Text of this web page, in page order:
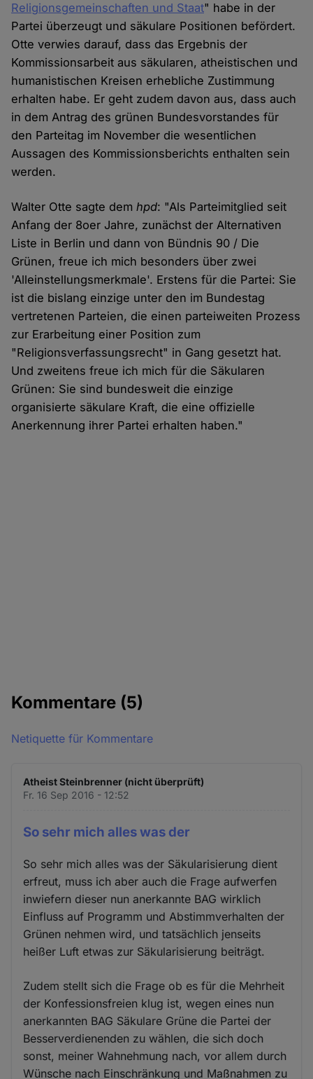
Religionsgemeinschaften und Staat" habe in der
Partei überzeugt und säkulare Positionen befördert.
Otte verwies darauf, dass das Ergebnis der
Kommissionsarbeit aus säkularen, atheistischen und
humanistischen Kreisen erhebliche Zustimmung
erhalten habe. Er geht zudem davon aus, dass auch
in dem Antrag des grünen Bundesvorstandes für
den Parteitag im November die wesentlichen
Aussagen des Kommissionsberichts enthalten sein
werden.
Walter Otte sagte demhpd: "Als Parteimitglied seit
Anfang der 8oer Jahre, zunächst der Alternativen
Liste in Berlin und dann von Bündnis 90 / Die
Grünen, freue ich mich besonders über zwei
'Alleinstellungsmerkmale'. Erstens für die Partei: Sie
ist die bislang einzige unter den im Bundestag
vertretenen Parteien, die einen parteiweiten Prozess
zur Erarbeitung einer Position zum
"Religionsverfassungsrecht" in Gang gesetzt hat.
Und zweitens freue ich mich für die Säkularen
Grünen: Sie sind bundesweit die einzige
organisierte säkulare Kraft, die eine offizielle
Anerkennung ihrer Partei erhalten haben."
Kommentare (5)
Netiquette für Kommentare
Atheist Steinbrenner (nicht überprüft)
Fr. 16 Sep 2016 - 12:52
So sehr mich alles was der
So sehr mich alles was der Säkularisierung dient
erfreut, muss ich aber auch die Frage aufwerfen
inwiefern dieser nun anerkannte BAG wirklich
Einfluss auf Programm und Abstimmverhalten der
Grünen nehmen wird, und tatsächlich jenseits
heißer Luft etwas zur Säkularisierung beiträgt.
Zudem stellt sich die Frage ob es für die Mehrheit
der Konfessionsfreien klug ist, wegen eines nun
anerkannten BAG Säkulare Grüne die Partei der
Besserverdienenden zu wählen, die sich doch
sonst, meiner Wahnehmung nach, vor allem durch
Wünsche nach Einschränkung und Maßnahmen zu